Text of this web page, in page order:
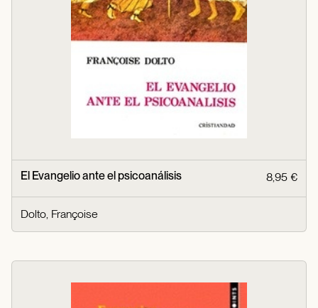
El Evangelio ante el psicoanálisis 8,95 €
Dolto, Françoise